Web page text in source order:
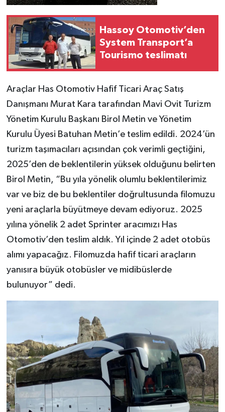
Hassoy Otomotiv’den
System Transport’a
Tourismo teslimatı
Araçlar Has Otomotiv Hafif Ticari Araç Satış
Danışmanı Murat Kara tarafından Mavi Ovit Turizm
Yönetim Kurulu Başkanı Birol Metin ve Yönetim
Kurulu Üyesi Batuhan Metin’e teslim edildi. 2024’ün
turizm taşımacıları açısından çok verimli geçtiğini,
2025’den de beklentilerin yüksek olduğunu belirten
Birol Metin, “Bu yıla yönelik olumlu beklentilerimiz
var ve biz de bu beklentiler doğrultusunda filomuzu
yeni araçlarla büyütmeye devam ediyoruz. 2025
yılına yönelik 2 adet Sprinter aracımızı Has
Otomotiv’den teslim aldık. Yıl içinde 2 adet otobüs
alımı yapacağız. Filomuzda hafif ticari araçların
yanısıra büyük otobüsler ve midibüslerde
bulunuyor” dedi.